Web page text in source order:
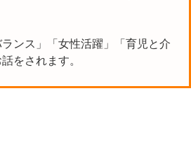
ンス」「女性活躍」「育児と介
をされます。